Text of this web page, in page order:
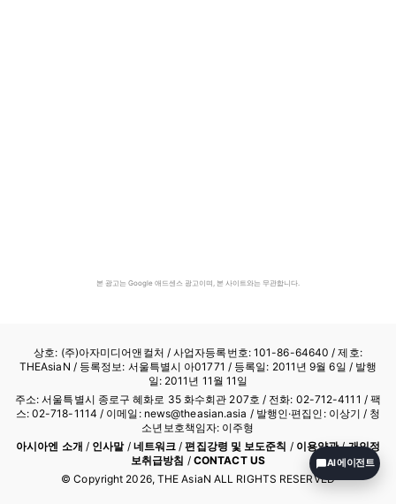
본 광고는 Google 애드센스 광고이며, 본 사이트와는 무관합니다.
상호: (주)아자미디어앤컬처 /사업자등록번호: 101-86-64640 / 제호:
THEAsiaN / 등록정보: 서울특별시 아01771 / 등록일: 2011년 9월 6일 / 발행
일: 2011년 11월 11일
주소: 서울특별시 종로구 혜화로 35 화수회관 207호 / 전화: 02-712-4111 / 팩
스: 02-718-1114 / 이메일: news@theasian.asia / 발행인·편집인: 이상기 / 청
소년보호책임자: 이주형
아시아엔 소개 / 인사말/ 네트워크 /편집강령 및 보도준칙 / 이용약관/개인정
보취급방침 / CONTACT US
© Copyright 2026, THE AsiaN ALL RIGHTS RESERVED
AI 에이전트